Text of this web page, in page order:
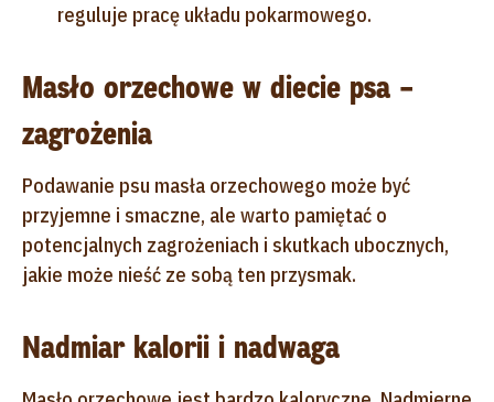
reguluje pracę układu pokarmowego.
Masło orzechowe w diecie psa –
zagrożenia
Podawanie psu masła orzechowego może być
przyjemne i smaczne, ale warto pamiętać o
potencjalnych zagrożeniach i skutkach ubocznych,
jakie może nieść ze sobą ten przysmak.
Nadmiar kalorii i nadwaga